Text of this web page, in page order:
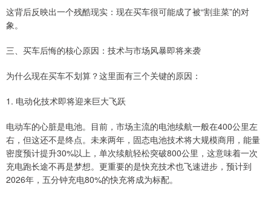
这背后反映出一个残酷现实：现在买车很可能成了被“割韭菜”的对
象。
三、买车后悔的核心原因：技术与市场风暴即将来袭
为什么现在买车不划算？这里面有三个关键的原因：
1. 电动化技术即将迎来巨大飞跃
电动车的心脏是电池。目前，市场主流的电池续航一般在400公里左
右，但这还不是终点。未来两年，固态电池技术将大规模商用，能量
密度预计提升30%以上，单次续航轻松突破800公里，这意味着一次
充电跑长途不再是梦想。更重要的是快充技术也飞速进步，预计到
2026年，五分钟充电80%的快充将成为标配。